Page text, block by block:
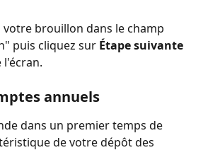
votre brouillon dans le champ
puis cliquez sur Étape suivante
l'écran.
annuels
dans un premier temps de
de votre dépôt des